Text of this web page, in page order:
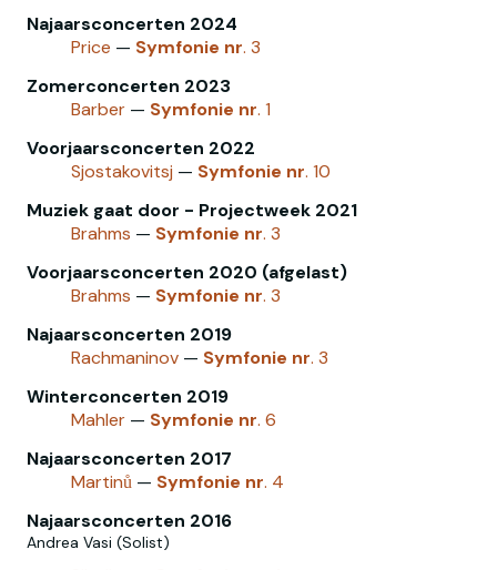
Najaarsconcerten 2024
Price — Symfonie nr. 3
Zomerconcerten 2023
Barber — Symfonie nr. 1
Voorjaarsconcerten 2022
Sjostakovitsj — Symfonie nr. 10
Muziek gaat door - Projectweek 2021
Brahms — Symfonie nr. 3
Voorjaarsconcerten 2020 (afgelast)
Brahms — Symfonie nr. 3
Najaarsconcerten 2019
Rachmaninov — Symfonie nr. 3
Winterconcerten 2019
Mahler — Symfonie nr. 6
Najaarsconcerten 2017
Martinů — Symfonie nr. 4
Najaarsconcerten 2016
Andrea Vasi (Solist)